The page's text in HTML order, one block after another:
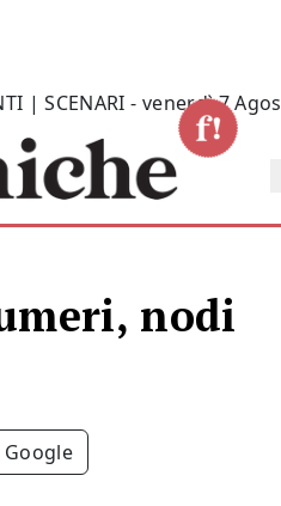
| SCENARI - venerdì 7
nodi